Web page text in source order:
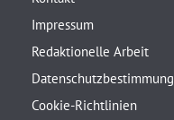
Impressum
Redaktionelle Arbeit
Datenschutzbestimmung
Cookie-Richtlinien